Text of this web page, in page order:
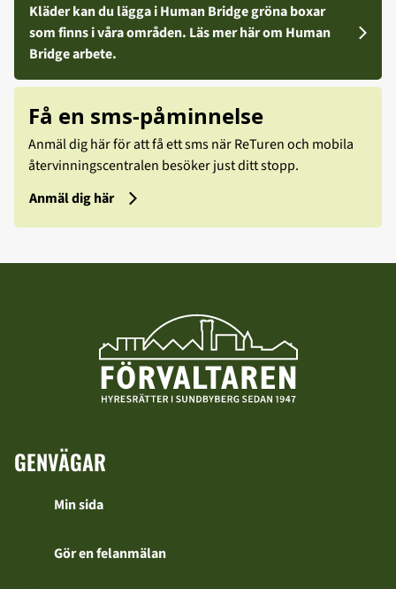
Få en sms-påminnelse
Anmäl dig här för att få ett sms när ReTuren och mobila
återvinningscentralen besöker just ditt stopp.
Anmäl dig här
Kläder kan du lägga i Human Bridge gröna boxar
som finns i våra områden. Läs mer här om Human
Bridge arbete.
GENVÄGAR
Min sida
Gör en felanmälan